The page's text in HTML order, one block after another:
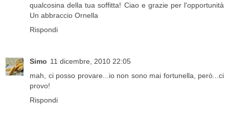
qualcosina della tua soffitta! Ciao e grazie per l'opportunità
Un abbraccio Ornella
Rispondi
Simo 11 dicembre, 2010 22:05
mah, ci posso provare...io non sono mai fortunella, però...ci
provo!
Rispondi